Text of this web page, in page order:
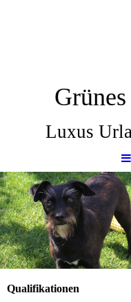
Luxus
Qualifikationen